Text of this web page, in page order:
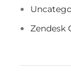
Zendesk